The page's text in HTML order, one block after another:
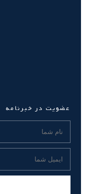
عضویت در خبرنامه